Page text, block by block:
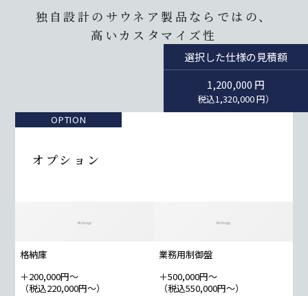
独自設計のサウネア製品ならではの、
高いカスタマイズ性
選択した仕様の見積額
1,200,000 円
税込1,320,000円）
OPTION
オプション
格納庫
＋200,000円〜
（税込220,000円〜）
業務用制御盤
＋500,000円〜
（税込550,000円〜）